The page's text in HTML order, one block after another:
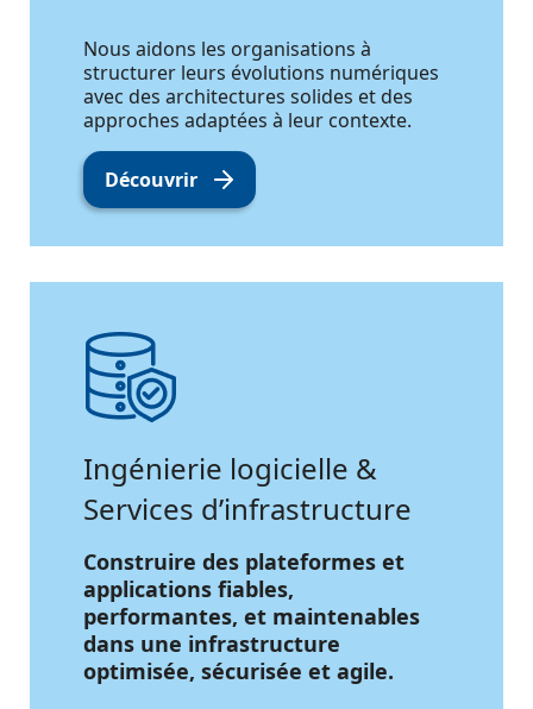
Nous aidons les organisations à
structurer leurs évolutions numériques
avec des architectures solides et des
approches adaptées à leur contexte.
Découvrir
Ingénierie logicielle &
Services d’infrastructure
Construire des plateformes et
applications fiables,
performantes, et maintenables
dans une infrastructure
optimisée, sécurisée et agile.